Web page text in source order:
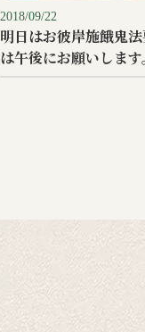
2018/09/22
明日はお彼岸施餓鬼
は午後にお願いします。